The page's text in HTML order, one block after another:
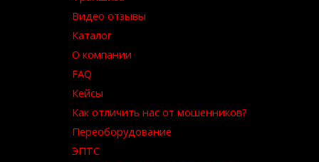
Видео отзывы
Каталог
О компании
FAQ
Кейсы
Как отличить нас от мошенников?
Переоборудование
ЭПТС